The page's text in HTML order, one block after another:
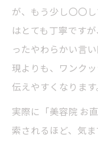
が、もう少し〇〇
はとても丁寧です
ったやわらかい言
現よりも、ワンク
伝えやすくなります
実際に「美容院 お
索されるほど、気